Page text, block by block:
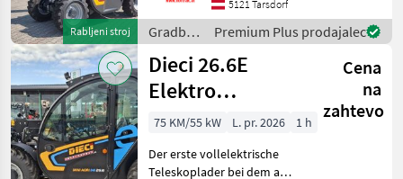
Rabljeni stroj
5 Motor - -Größte Kabine
(Baugleich vom Modell 26.6
Mini Agri) -50
5121 Tarsdorf
Gradbeni
stroji /
Dieci
Premium Plus prodajalec
Dieci 26.6E
Elektro
Teleskoplader
Österreichpaket
Cena
na
zahtevo
75 KM/55 kW L. pr. 2026
1 h
Der erste vollelektrische
Teleskoplader bei dem an